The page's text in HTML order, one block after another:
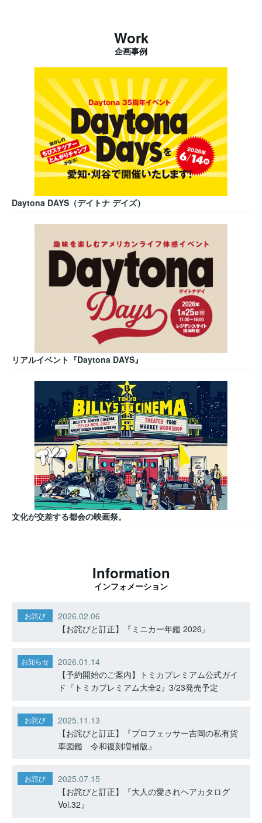
Work
企画事例
Daytona DAYS（デイトナ デイズ）
リアルイベント『Daytona DAYS』
文化が交差する都会の映画祭。
Information
インフォメーション
お詫び
2026.02.06
【お詫びと訂正】『ミニカー年鑑 2026』
お知らせ
2026.01.14
【予約開始のご案内】トミカプレミアム公式ガイ
ド『トミカプレミアム大全2』3/23発売予定
お詫び
2025.11.13
【お詫びと訂正】『プロフェッサー吉岡の私有貨
車図鑑 令和復刻増補版』
お詫び
2025.07.15
【お詫びと訂正】『大人の愛されヘアカタログ
Vol.32』